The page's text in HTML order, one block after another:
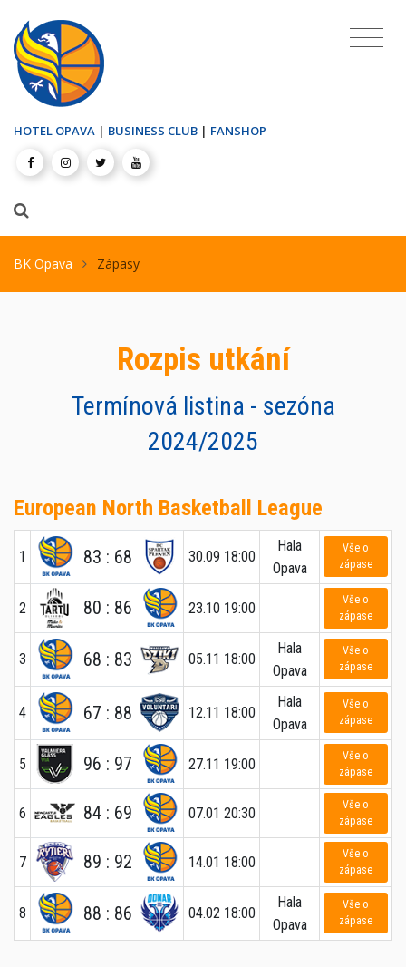
HOTEL OPAVA | BUSINESS CLUB | FANSHOP
BK Opava Zápasy
Rozpis utkání
Termínová listina - sezóna
2024/2025
European North Basketball League
1 83 : 68 30.09 18:00
Hala
Opava
Vše o
zápase
2 80 : 86 23.10 19:00
Vše o
zápase
3 68 : 83 05.11 18:00
Hala
Opava
Vše o
zápase
4 67 : 88 12.11 18:00
Hala
Opava
Vše o
zápase
5 96 : 97 27.11 19:00
Vše o
zápase
6 84 : 69 07.01 20:30
Vše o
zápase
7 89 : 92 14.01 18:00
Vše o
zápase
8 88 : 86 04.02 18:00
Hala
Opava
Vše o
zápase